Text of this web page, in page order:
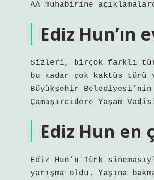
AA muhabirine
Ediz Hun’ın
Sizleri, birçok farklı
bu kadar çok kaktüs türü
Büyükşehir
Çamaşırcıdere Yaşam
Ediz Hun en
Ediz Hun’u Türk
yarışma oldu. Yaşına